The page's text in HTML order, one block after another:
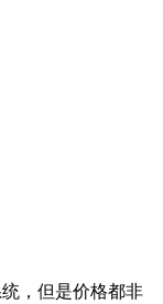
，但是价格都非